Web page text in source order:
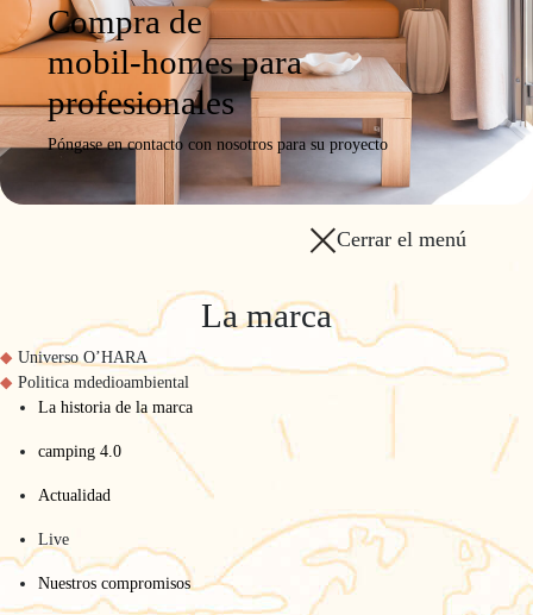
Compra de
mobil-homes para
profesionales
Póngase en contacto con nosotros para su proyecto
Cerrar el menú
La marca
Universo O’HARA
Politica mdedioambiental
La historia de la marca
camping 4.0
Actualidad
Live
Nuestros compromisos